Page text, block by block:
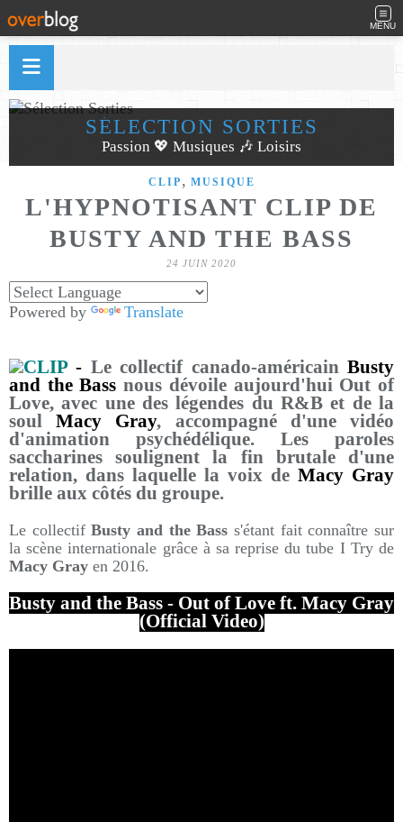
MENU
SÉLECTION SORTIES
Passion 💖 Musiques 🎶 Loisirs
CLIP , MUSIQUE
L'HYPNOTISANT CLIP DE
BUSTY AND THE BASS
24 JUIN 2020
Powered by Translate
CLIP- Le collectif canado-américainBusty
and the Bass nous dévoile aujourd'hui Out of
Love, avec une des légendes du R&B et de la
soulMacy Gray, accompagné d'une vidéo
d'animation psychédélique. Les paroles
saccharines soulignent la fin brutale d'une
relation, dans laquelle la voix de Macy Gray
brille aux côtés du groupe.
Le collectifBusty and the Basss'étant fait connaître sur
la scène internationale grâce à sa reprise du tube I Try de
Macy Gray en 2016.
Busty and the Bass - Out of Love ft. Macy Gray
(Official Video)